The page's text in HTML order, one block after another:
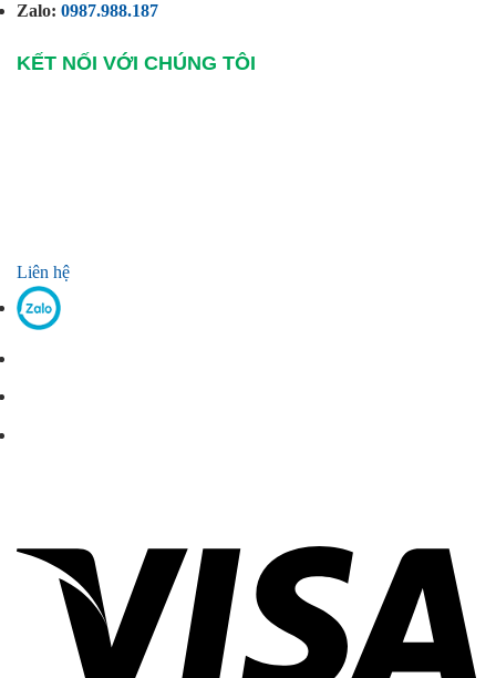
Zalo: 0987.988.187
KẾT NỐI VỚI CHÚNG TÔI
Liên hệ